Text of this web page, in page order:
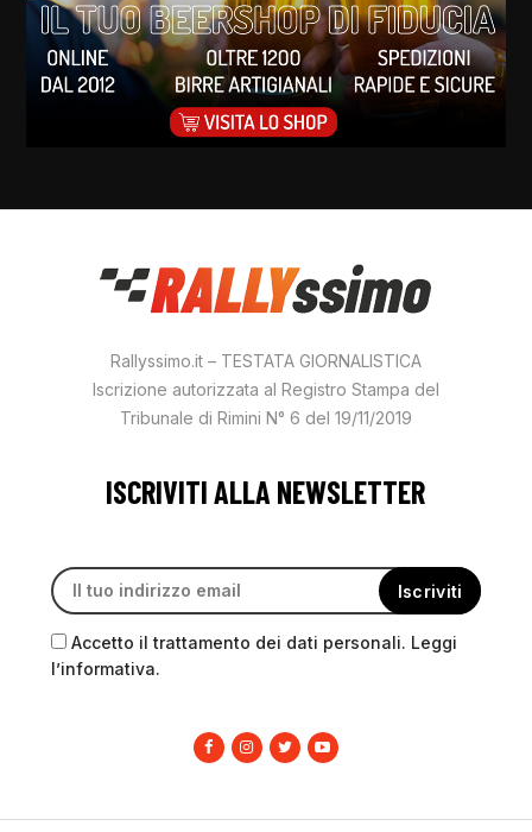
Rallyssimo.it – TESTATA GIORNALISTICA
Iscrizione autorizzata al Registro Stampa del
Tribunale di Rimini N° 6 del 19/11/2019
ISCRIVITI ALLA NEWSLETTER
Accetto il trattamento dei dati personali. Leggi
l’informativa.